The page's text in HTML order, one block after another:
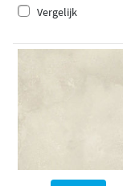
Vergelijk